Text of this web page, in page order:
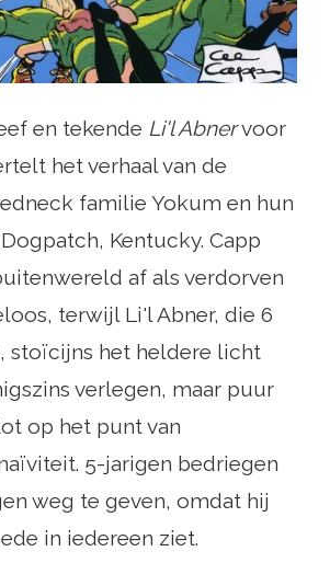
en tekende Li'l Abnervoor
het verhaal van de
familie Yokum en hun
Kentucky. Capp
af als verdorven
terwijl Li'l Abner, die 6
stoïcijns het heldere licht
verlegen, maar puur
op het punt van
5-jarigen bedriegen
weg te geven, omdat hij
in iedereen ziet.